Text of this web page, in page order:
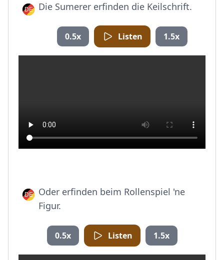
Die Sumerer erfinden die Keilschrift.
0.5x Listen 1.5x
Oder erfinden beim Rollenspiel 'ne
Figur.
0.5x Listen 1.5x